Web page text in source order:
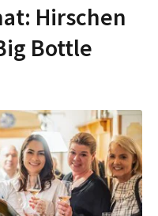
Hirschen
Bottle